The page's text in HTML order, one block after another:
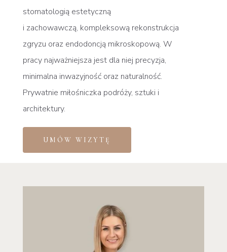
stomatologią estetyczną
i zachowawczą, kompleksową rekonstrukcja
zgryzu oraz endodoncją mikroskopową. W
pracy najważniejsza jest dla niej precyzja,
minimalna inwazyjność oraz naturalność.
Prywatnie miłośniczka podróży, sztuki i
architektury.
UMÓW WIZYTĘ